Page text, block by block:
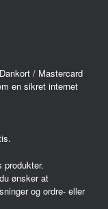
/ Mastercard
en sikret internet
produkter.
ønsker at
og ordre- eller